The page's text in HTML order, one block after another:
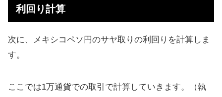
利回り計算
次に、メキシコペソ円のサヤ取りの利回りを計算しま
す。
ここでは1万通貨での取引で計算していきます。（執